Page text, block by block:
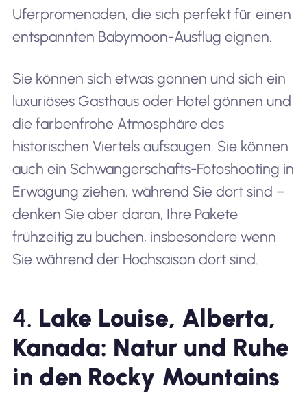
Uferpromenaden, die sich perfekt für einen
entspannten Babymoon-Ausflug eignen.
Sie können sich etwas gönnen und sich ein
luxuriöses Gasthaus oder Hotel gönnen und
die farbenfrohe Atmosphäre des
historischen Viertels aufsaugen. Sie können
auch ein Schwangerschafts-Fotoshooting in
Erwägung ziehen, während Sie dort sind –
denken Sie aber daran, Ihre Pakete
frühzeitig zu buchen, insbesondere wenn
Sie während der Hochsaison dort sind.
4. Lake Louise, Alberta,
Kanada: Natur und Ruhe
in den Rocky Mountains